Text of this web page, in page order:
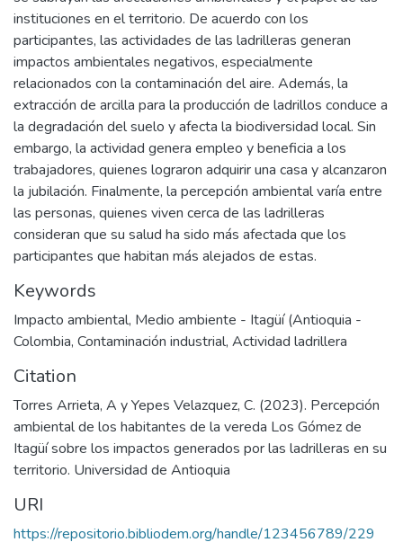
instituciones en el territorio. De acuerdo con los
participantes, las actividades de las ladrilleras generan
impactos ambientales negativos, especialmente
relacionados con la contaminación del aire. Además, la
extracción de arcilla para la producción de ladrillos conduce a
la degradación del suelo y afecta la biodiversidad local. Sin
embargo, la actividad genera empleo y beneficia a los
trabajadores, quienes lograron adquirir una casa y alcanzaron
la jubilación. Finalmente, la percepción ambiental varía entre
las personas, quienes viven cerca de las ladrilleras
consideran que su salud ha sido más afectada que los
participantes que habitan más alejados de estas.
Keywords
Impacto ambiental, Medio ambiente - Itagüí (Antioquia -
Colombia, Contaminación industrial, Actividad ladrillera
Citation
Torres Arrieta, A y Yepes Velazquez, C. (2023). Percepción
ambiental de los habitantes de la vereda Los Gómez de
Itagüí sobre los impactos generados por las ladrilleras en su
territorio. Universidad de Antioquia
URI
https://repositorio.bibliodem.org/handle/123456789/229